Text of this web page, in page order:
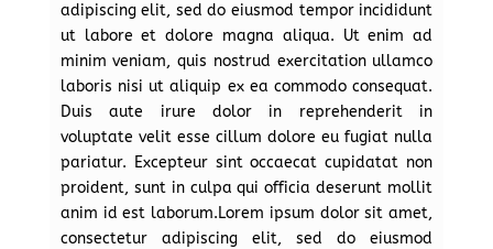
adipiscing elit, sed do eiusmod tempor incididunt
ut labore et dolore magna aliqua. Ut enim ad
minim veniam, quis nostrud exercitation ullamco
laboris nisi ut aliquip ex ea commodo consequat.
Duis aute irure dolor in reprehenderit in
voluptate velit esse cillum dolore eu fugiat nulla
pariatur. Excepteur sint occaecat cupidatat non
proident, sunt in culpa qui officia deserunt mollit
anim id est laborum.Lorem ipsum dolor sit amet,
consectetur adipiscing elit, sed do eiusmod